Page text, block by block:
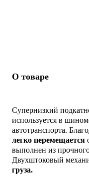
О товаре
Супернизкий
используется в
автотранспорта.
легко перемещается
выполнен из
Двухштоковый
груза.